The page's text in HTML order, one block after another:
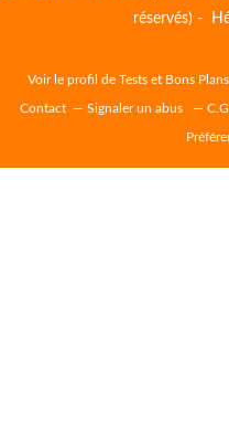
réservés) -
Voir le profil de Tests et Bons Plans
Contact Signaler un abus